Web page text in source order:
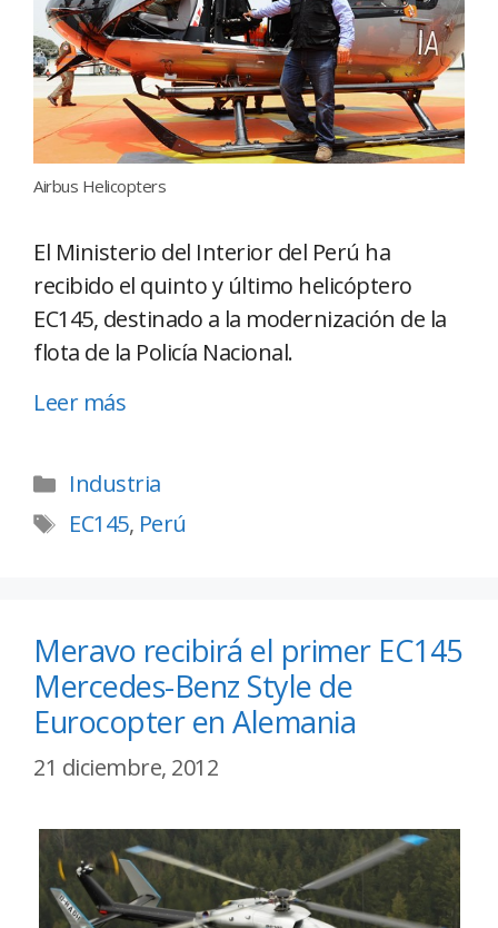
Airbus Helicopters
El Ministerio del Interior del Perú ha
recibido el quinto y último helicóptero
EC145, destinado a la modernización de la
flota de la Policía Nacional.
Leer más
Industria
EC145, Perú
Meravo recibirá el primer EC145
Mercedes-Benz Style de
Eurocopter en Alemania
21 diciembre, 2012